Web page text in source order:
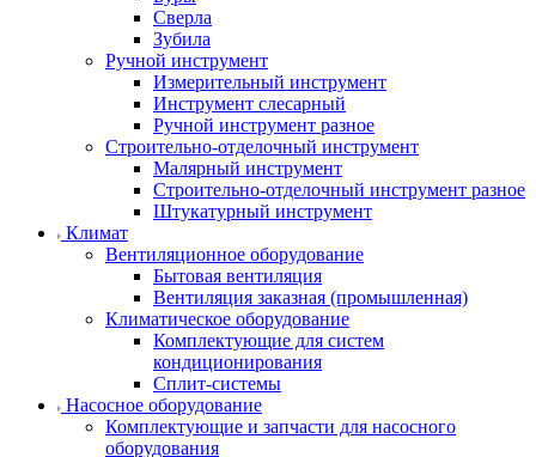
Сверла
Зубила
Ручной инструмент
Измерительный инструмент
Инструмент слесарный
Ручной инструмент разное
Строительно-отделочный инструмент
Малярный инструмент
Строительно-отделочный инструмент разное
Штукатурный инструмент
Климат
Вентиляционное оборудование
Бытовая вентиляция
Вентиляция заказная (промышленная)
Климатическое оборудование
Комплектующие для систем
кондиционирования
Сплит-системы
Насосное оборудование
Комплектующие и запчасти для насосного
оборудования